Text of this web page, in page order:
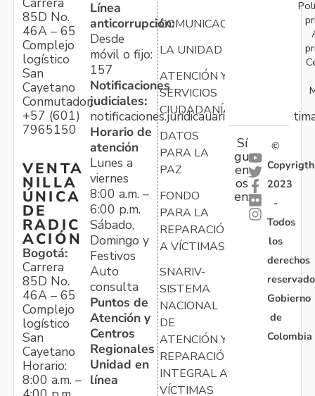
85D No.
46A – 65
Complejo
logístico
San
Cayetano
Conmutador:
+57 (601)
7965150
VENTA
NILLA
ÚNICA
DE
RADIC
ACIÓN
Bogotá:
Carrera
85D No.
46A – 65
Complejo
logístico
San
Cayetano
Horario:
8:00 a.m. –
Línea
anticorrupción:
Desde
móvil o fijo:
157
Notificaciones
judiciales:
Horario de
atención
Lunes a
viernes
8:00 a.m. –
6:00 p.m.
Sábado,
Domingo y
Festivos
Auto
consulta
Puntos de
Atención y
Centros
Regionales
Unidad en
línea
COMUNICACIONES
LA UNIDAD
ATENCIÓN Y
SERVICIOS
CIUDADANÍA
DATOS
PARA LA
PAZ
FONDO
PARA LA
REPARACIÓN
A VÍCTIMAS
SNARIV-
SISTEMA
NACIONAL
DE
ATENCIÓN Y
REPARACIÓN
INTEGRAL A
VÍCTIMAS
Sí
gu
en
os
en:
©
Copyrigth
2023
-
Todos
los
derechos
Gobierno
de
Colombia